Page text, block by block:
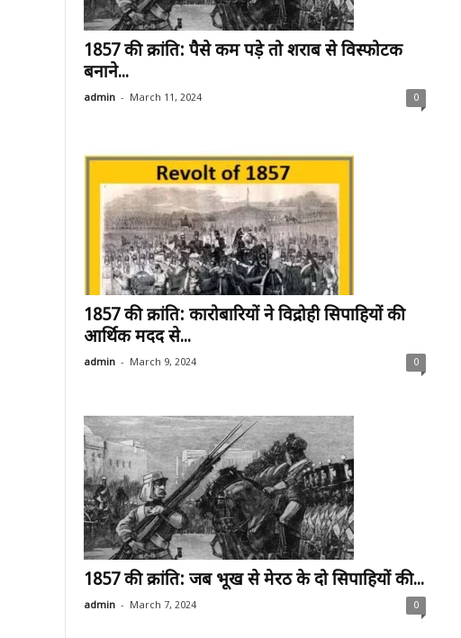
1857 की क्रांति: पैसे कम पड़े तो शराब से विस्फोटक
बनाने...
admin - March 11, 2024 0
1857 की क्रांति: कारोबारियों ने विद्रोही सिपाहियों की
आर्थिक मदद से...
admin - March 9, 2024 0
1857 की क्रांति: जब भूख से मेरठ के दो सिपाहियों की...
admin - March 7, 2024 0